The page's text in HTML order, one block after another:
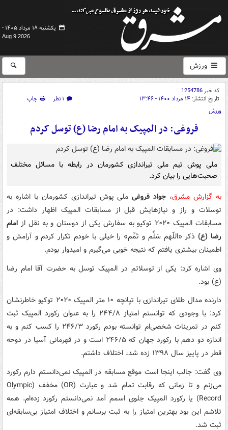
یکشنبه ۱۸ مرداد ۱۴۰۵ -
Aug 9 2026
ورزش
کد خبر1254786
تاریخ انتشار: ۱۴ مرداد ۱۴۰۰ - ۱۳:۴۶ ۱ نظر
چاپ
ورزش
فروغی: در المپیک به امام رضا (ع) توسل کردم
ملی پوش تیم ملی تیراندازی کشورمان در رابطه با مسائل مختلف
صحبت‌هایی را بیان کرد.
به گزارش مشرق، جواد فروغیملی پوش تیراندازی کشورمان با اشاره به
توسلات و راز و نیازهایش قبل از مسابقات المپیک اظهار داشت: در
مسابقات المپیک ۲۰۲۰ توکیو به سفارش یکی از دوستان و به نقل از
امام
رضا (ع)ذکر «اللّهم سَلِّم و تَمِّم» را خیلی با خودم تکرار کردم و آرامش و
اطمینان بیشتری یافتم که نتیجه خوبی می‌گیرم و امیدوار بودم.
وی اشاره کرد: یکی از توسلاتم در المپیک توسل به حضرت آقا امام رضا
(ع) بود.
دارنده مدال طلای تیراندازی با تپانچه ۱۰ متر المپیک ۲۰۲۰ توکیو خاطرنشان
کرد: با وجودی که توانستم امتیاز ۲۴۴/۸ را به عنوان رکورد المپیک ثبت
کنم در تمرینات شخصی‌ام توانسته بودم رکورد ۲۴۶/۳ را کسب کنم و به
اندازه دو دهم با رکورد جهان که ۲۴۶/۵ است و در قهرمانی آسیا در دوحه
قطر در پاییز سال ۱۳۹۸ زده شد، اختلاف داشتم.
وی گفت: جالب اینجا است موقع مسابقه در المپیک نمی‌دانستم دارم رکورد
می‌زنم و تا زمانی که رقابت تمام شد و عبارت (OR) مخفف (Olympic
Record) یا رکورد المپیک جلوی اسمم آمد نمی‌دانستم رکورد زده‌ام. همه
تلاشم این بود بهترین امتیاز را به ثبت برسانم و اختلاف امتیاز بی‌سابقه‌ای
ثبت شد.